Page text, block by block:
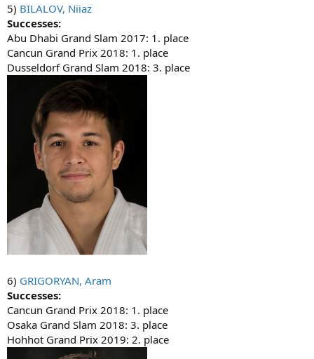
5) BILALOV, Niiaz
Successes:
Abu Dhabi Grand Slam 2017: 1. place
Cancun Grand Prix 2018: 1. place
Dusseldorf Grand Slam 2018: 3. place
6) GRIGORYAN, Aram
Successes:
Cancun Grand Prix 2018: 1. place
Osaka Grand Slam 2018: 3. place
Hohhot Grand Prix 2019: 2. place